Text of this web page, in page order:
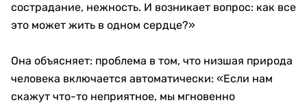
сострадание, нежность. И возникает вопрос: как все
это может жить в одном сердце?»
Она объясняет: проблема в том, что низшая природа
человека включается автоматически: «Если нам
скажут что-то неприятное, мы мгновенно